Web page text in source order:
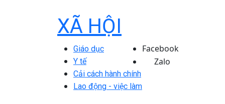
XÃ HỘI
Giáo dục
Y tế
Cải cách hành chính
Lao động - việc làm
Facebook
Zalo